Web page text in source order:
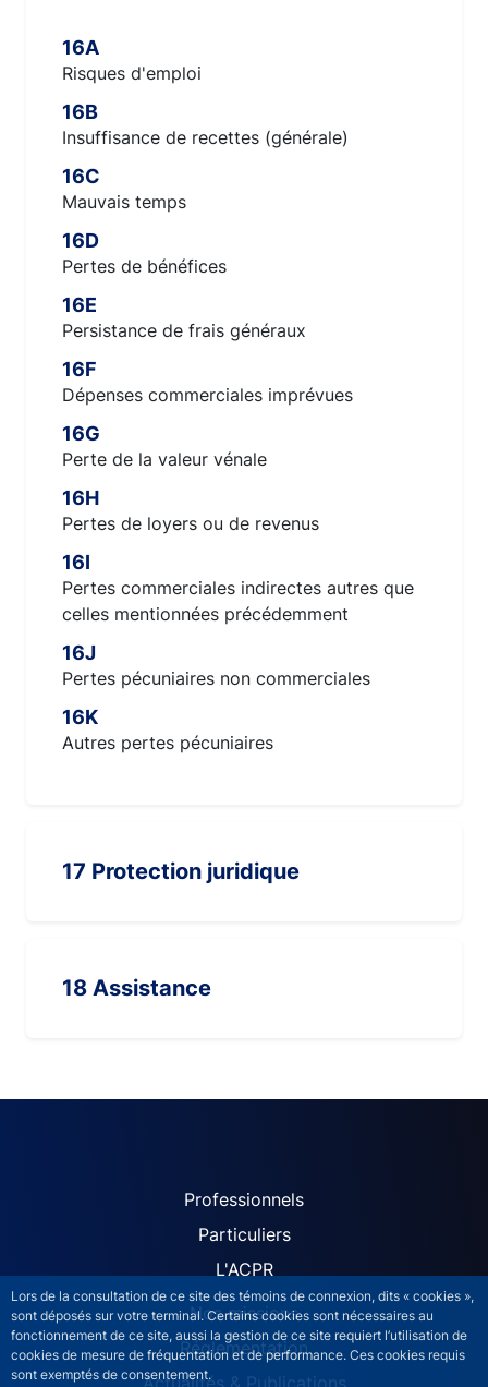
Lors de la consultation de ce site des témoins de connexion, dits « cookies »,
sont déposés sur votre terminal. Certains cookies sont nécessaires au
fonctionnement de ce site, aussi la gestion de ce site requiert l’utilisation de
cookies de mesure de fréquentation et de performance. Ces cookies requis
sont exemptés de consentement.
16A
Risques d'emploi
16B
Insuffisance de recettes (générale)
16C
Mauvais temps
16D
Pertes de bénéfices
16E
Persistance de frais généraux
16F
Dépenses commerciales imprévues
16G
Perte de la valeur vénale
16H
Pertes de loyers ou de revenus
16I
Pertes commerciales indirectes autres que
celles mentionnées précédemment
16J
Pertes pécuniaires non commerciales
16K
Autres pertes pécuniaires
17 Protection juridique
18 Assistance
ACPR site navigation
Professionnels
Particuliers
L'ACPR
Nos missions
Réglementation
Actualités & Publications